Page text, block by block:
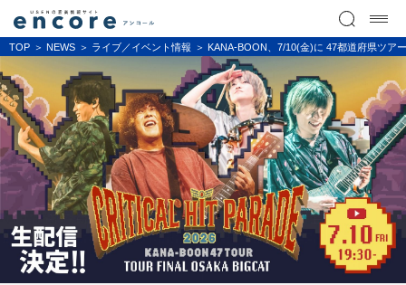
TOP NEWS ライブ／イベント情報 KANA-BOON、7/10(金)に 47都道府県ツア